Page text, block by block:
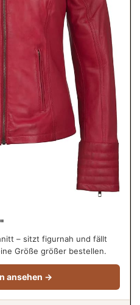
– sitzt figurnah und fällt
Größe größer bestellen.
ansehen →